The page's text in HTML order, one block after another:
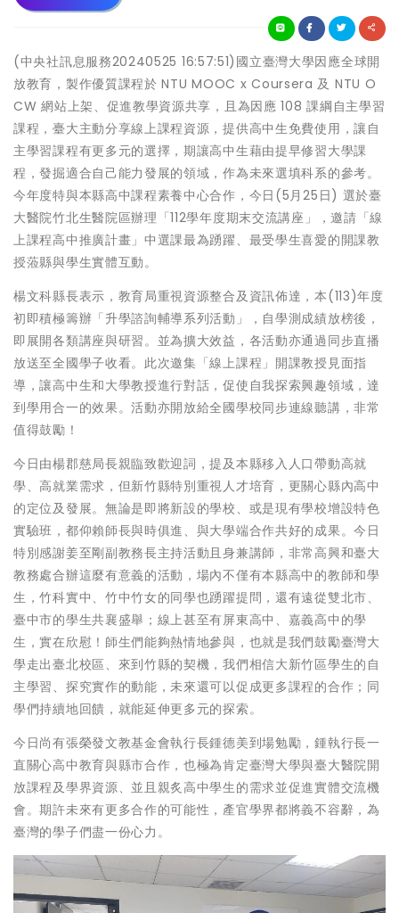
(中央社訊息服務20240525 16:57:51)國立臺灣大學因應全球開
放教育，製作優質課程於 NTU MOOC x Coursera 及 NTU O
CW 網站上架、促進教學資源共享，且為因應 108 課綱自主學習
課程，臺大主動分享線上課程資源，提供高中生免費使用，讓自
主學習課程有更多元的選擇，期讓高中生藉由提早修習大學課
程，發掘適合自己能力發展的領域，作為未來選填科系的參考。
今年度特與本縣高中課程素養中心合作，今日(5月25日) 選於臺
大醫院竹北生醫院區辦理「112學年度期末交流講座」，邀請「線
上課程高中推廣計畫」中選課最為踴躍、最受學生喜愛的開課教
授蒞縣與學生實體互動。
楊文科縣長表示，教育局重視資源整合及資訊佈達，本(113)年度
初即積極籌辦「升學諮詢輔導系列活動」，自學測成績放榜後，
即展開各類講座與研習。並為擴大效益，各活動亦通過同步直播
放送至全國學子收看。此次邀集「線上課程」開課教授見面指
導，讓高中生和大學教授進行對話，促使自我探索興趣領域，達
到學用合一的效果。活動亦開放給全國學校同步連線聽講，非常
值得鼓勵！
今日由楊郡慈局長親臨致歡迎詞，提及本縣移入人口帶動高就
學、高就業需求，但新竹縣特別重視人才培育，更關心縣內高中
的定位及發展。無論是即將新設的學校、或是現有學校增設特色
實驗班，都仰賴師長與時俱進、與大學端合作共好的成果。今日
特別感謝姜至剛副教務長主持活動且身兼講師，非常高興和臺大
教務處合辦這麼有意義的活動，場內不僅有本縣高中的教師和學
生，竹科實中、竹中竹女的同學也踴躍提問，還有遠從雙北市、
臺中市的學生共襄盛舉；線上甚至有屏東高中、嘉義高中的學
生，實在欣慰！師生們能夠熱情地參與，也就是我們鼓勵臺灣大
學走出臺北校區、來到竹縣的契機，我們相信大新竹區學生的自
主學習、探究實作的動能，未來還可以促成更多課程的合作；同
學們持續地回饋，就能延伸更多元的探索。
今日尚有張榮發文教基金會執行長鍾德美到場勉勵，鍾執行長一
直關心高中教育與縣市合作，也極為肯定臺灣大學與臺大醫院開
放課程及學界資源、並且親炙高中學生的需求並促進實體交流機
會。期許未來有更多合作的可能性，產官學界都將義不容辭，為
臺灣的學子們盡一份心力。